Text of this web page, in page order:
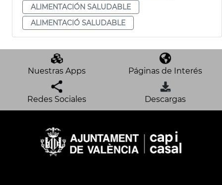
ALIMENTACIÓN SALUDABLE
ALIMENTACIÓ SALUDABLE
Nuestras Apps Páginas de Interés
Redes Sociales Descargas